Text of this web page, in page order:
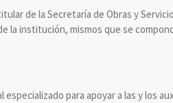
de la Secretaría de Obras y
la institución, mismos que se
especializado para apoyar a las y los